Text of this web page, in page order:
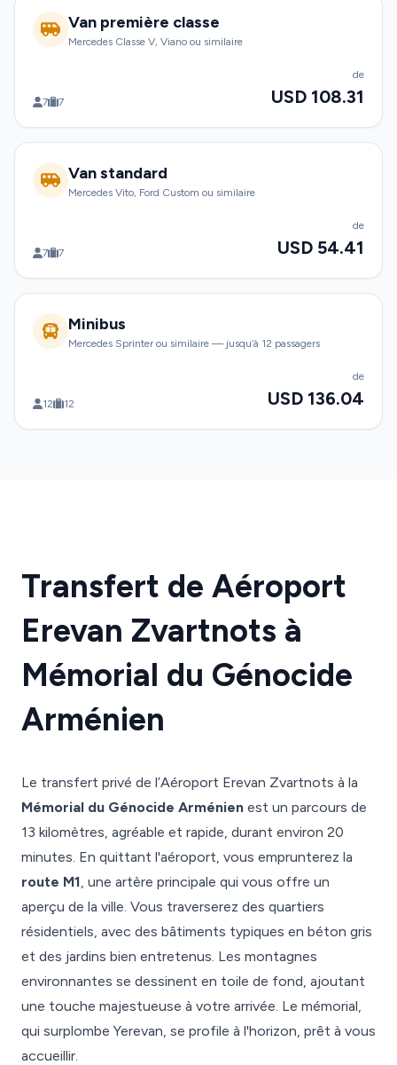
Van première classe
Mercedes Classe V, Viano ou similaire
7 7
de
USD 108.31
Van standard
Mercedes Vito, Ford Custom ou similaire
7 7
de
USD 54.41
Minibus
Mercedes Sprinter ou similaire — jusqu’à 12 passagers
12 12
de
USD 136.04
Transfert de Aéroport
Erevan Zvartnots à
Mémorial du Génocide
Arménien
Le transfert privé de l’Aéroport Erevan Zvartnots à la
Mémorial du Génocide Arménien est un parcours de
13 kilomètres, agréable et rapide, durant environ 20
minutes. En quittant l'aéroport, vous emprunterez la
route M1, une artère principale qui vous offre un
aperçu de la ville. Vous traverserez des quartiers
résidentiels, avec des bâtiments typiques en béton gris
et des jardins bien entretenus. Les montagnes
environnantes se dessinent en toile de fond, ajoutant
une touche majestueuse à votre arrivée. Le mémorial,
qui surplombe Yerevan, se profile à l'horizon, prêt à vous
accueillir.